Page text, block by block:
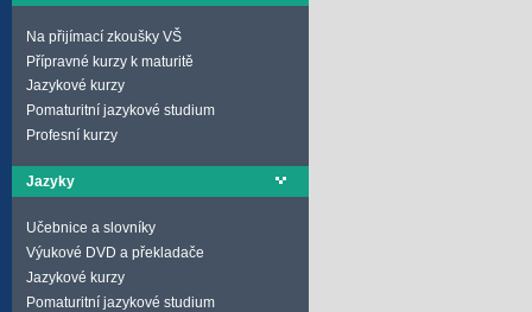
Na přijímací zkoušky VŠ
Přípravné kurzy k maturitě
Jazykové kurzy
Pomaturitní jazykové studium
Profesní kurzy
Jazyky
Učebnice a slovníky
Výukové DVD a překladače
Jazykové kurzy
Pomaturitní jazykové studium